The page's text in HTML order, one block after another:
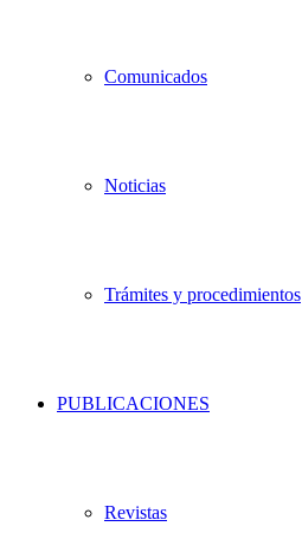
Comunicados
Noticias
Trámites y procedimientos
PUBLICACIONES
Revistas